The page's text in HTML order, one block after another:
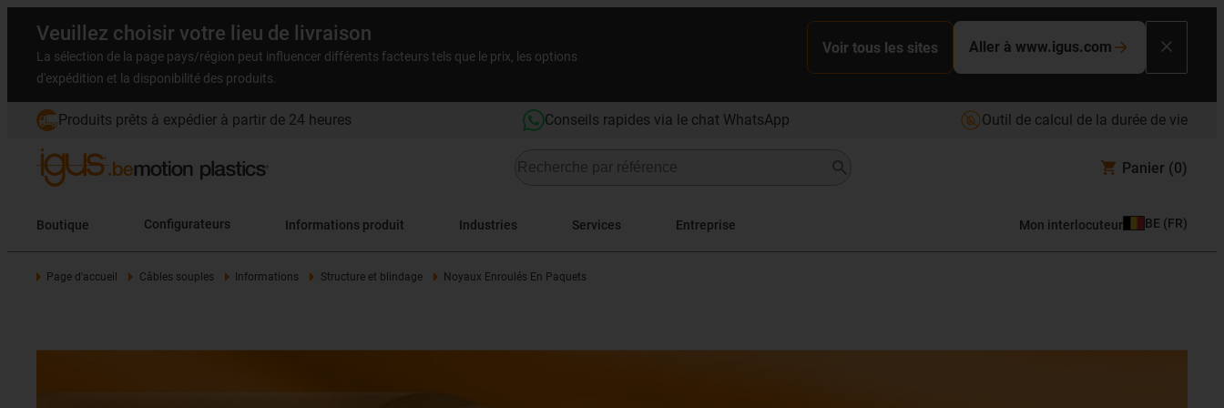
Veuillez choisir votre lieu de livraison
La sélection de la page pays/région peut influencer différents facteurs tels que le prix, les options
d'expédition et la disponibilité des produits.
Voir tous les sites Aller à www.igus.com
Produits prêts à expédier à partir de 24 heures Conseils rapides via le chat WhatsApp Outil de calcul de la durée de vie
Panier (0)
Boutique Configurateurs Informations produit Industries Services Entreprise Mon interlocuteur BE (FR)
Page d'accueil Câbles souples Informations Structure et blindage Noyaux Enroulés En Paquets